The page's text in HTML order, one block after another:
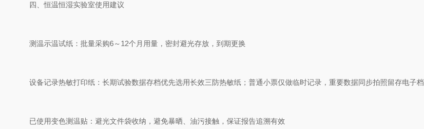
四、恒温恒湿实验室使用建议
测温示温试纸：批量采购6～12个月用量，密封避光存放，到期更换
设备记录热敏打印纸：长期试验数据存档优先选用长效三防热敏纸；普通小票仅做临时记录，重要数据同步拍照留存电子档
已使用变色测温贴：避光文件袋收纳，避免暴晒、油污接触，保证报告追溯有效